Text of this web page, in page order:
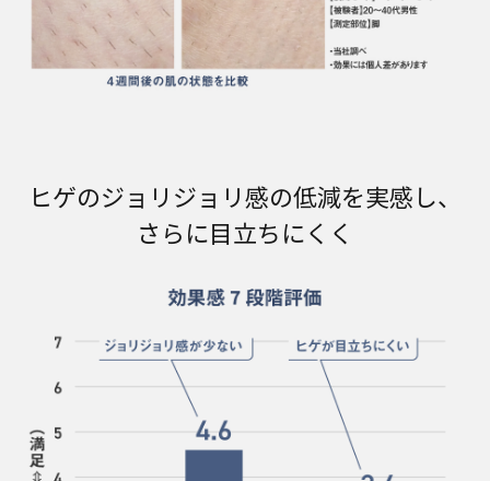
ヒゲのジョリジョリ感の低減を実感し、
さらに目立ちにくく